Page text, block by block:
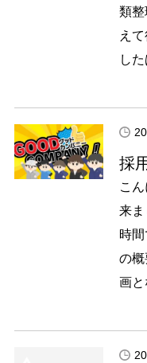
類
え
し
採
こ
来
時
の
画と